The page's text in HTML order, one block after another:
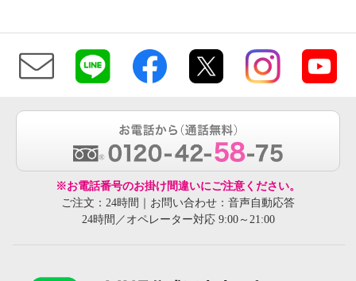
※お電話番号のお掛け間違いにご注意ください。
ご注文：24時間｜お問い合わせ：音声自動応答
24時間／オペレーター対応 9:00～21:00